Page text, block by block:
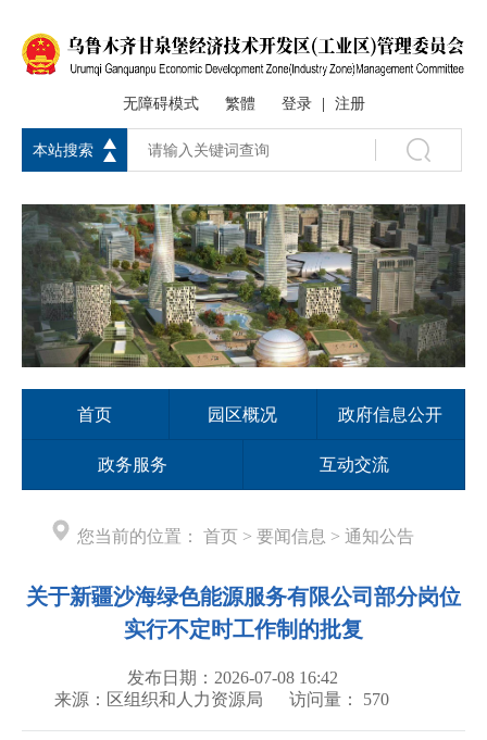
无障碍模式 繁體 登录 注册
本站搜索
首页 园区概况 政府信息公开
政务服务 互动交流
您当前的位置： 首页 > 要闻信息 > 通知公告
关于新疆沙海绿色能源服务有限公司部分岗位
实行不定时工作制的批复
发布日期：2026-07-08 16:42
来源：区组织和人力资源局
访问量： 570